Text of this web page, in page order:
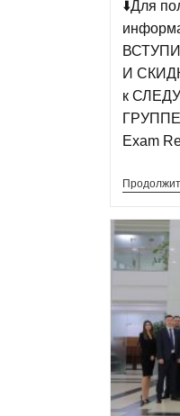
⬇️Для
И
к
Exam